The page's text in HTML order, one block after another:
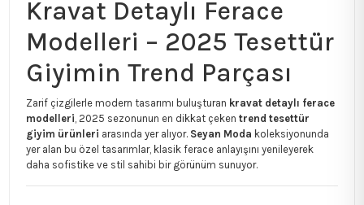
Kravat Detaylı Ferace
Modelleri – 2025 Tesettür
Giyimin Trend Parçası
Zarif çizgilerle modern tasarımı buluşturan kravat detaylı ferace
modelleri, 2025 sezonunun en dikkat çekentrend tesettür
giyim ürünleri arasında yer alıyor. Seyan Moda koleksiyonunda
yer alan bu özel tasarımlar, klasik ferace anlayışını yenileyerek
daha sofistike ve stil sahibi bir görünüm sunuyor.